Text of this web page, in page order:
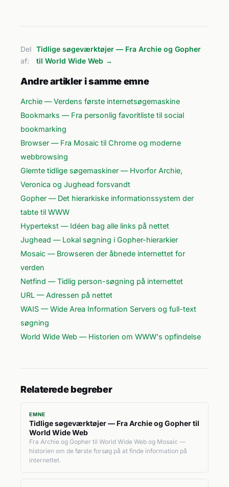
Del
af:
Tidlige søgeværktøjer — Fra Archie og Gopher
til World Wide Web →
Andre artikler i samme emne
Archie — Verdens første internetsøgemaskine
Bookmarks — Fra personlig favoritliste til social
bookmarking
Browser — Fra Mosaic til Chrome og moderne
webbrowsing
Glemte tidlige søgemaskiner — Hvorfor Archie,
Veronica og Jughead forsvandt
Gopher — Det hierarkiske informationssystem der
tabte til WWW
Hypertekst — Idéen bag alle links på nettet
Jughead — Lokal søgning i Gopher-hierarkier
Mosaic — Browseren der åbnede internettet for
verden
Netfind — Tidlig person-søgning på internettet
URL — Adressen på nettet
WAIS — Wide Area Information Servers og full-text
søgning
World Wide Web — Historien om WWW's opfindelse
Relaterede begreber
EMNE
Tidlige søgeværktøjer — Fra Archie og Gopher til
World Wide Web
Fra Archie og Gopher til World Wide Web og Mosaic —
historien om de første forsøg på at finde information på
internettet.